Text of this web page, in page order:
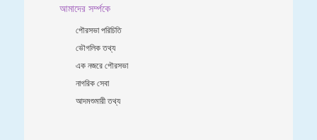
আমাদের সর্ম্পকে
পৌরসভা পরিচিতি
ভৌগলিক তথ্য
এক নজরে পৌরসভা
নাগরিক সেবা
আদমশুমারী তথ্য